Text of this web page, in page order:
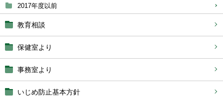
2017年度以前
教育相談
保健室より
事務室より
いじめ防止基本方針